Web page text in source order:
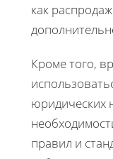
как
Кроме того,
юридических
правил и